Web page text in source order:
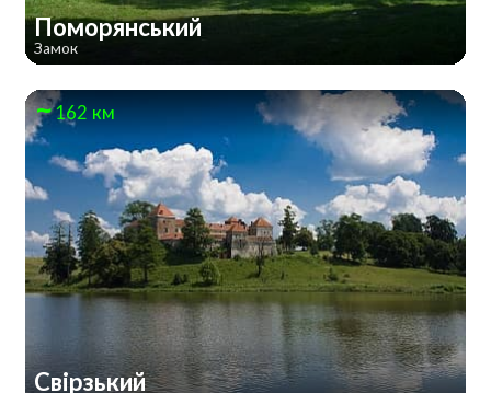
Поморянський
Замок
162 км
Свірзький